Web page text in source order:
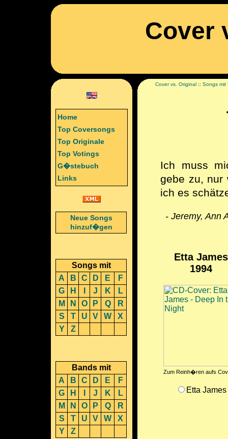
Cover
Cover vs. Original :: Songs mit
Ich muss
gebe zu, nur
ich es
- Jeremy, Ann
Etta James
1994
Zum Reinh�ren aufs
Etta James
Home
Top Coversongs
Top Originale
Top Votings
G�stebuch
Links
Neue Songs
hinzuf�gen
Songs mit
A
B C D E
F
G
H J K
L
M
N O P Q
R
S
T U V W
X
Y
Z
Bands mit
A
B C D E
F
G
H J K
L
M
N O P Q
R
S
T U V W
X
Y
Z